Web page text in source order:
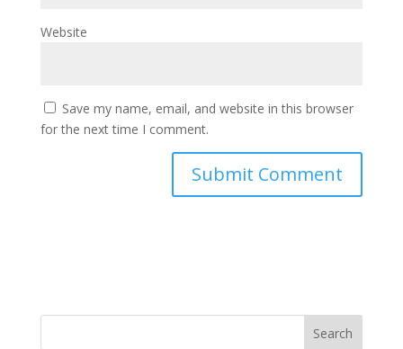
Website
Save my name, email, and website in this browser
for the next time I comment.